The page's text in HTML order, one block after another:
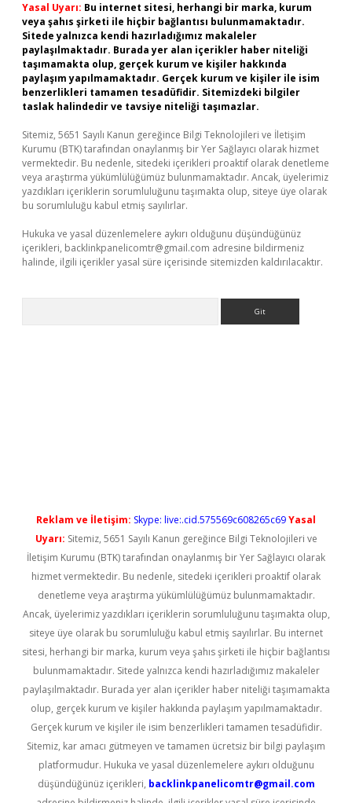
Yasal Uyarı: Bu internet sitesi, herhangi bir marka, kurum
veya şahıs şirketi ile hiçbir bağlantısı bulunmamaktadır.
Sitede yalnızca kendi hazırladığımız makaleler
paylaşılmaktadır. Burada yer alan içerikler haber niteliği
taşımamakta olup, gerçek kurum ve kişiler hakkında
paylaşım yapılmamaktadır. Gerçek kurum ve kişiler ile isim
benzerlikleri tamamen tesadüfidir. Sitemizdeki bilgiler
taslak halindedir ve tavsiye niteliği taşımazlar.
Sitemiz, 5651 Sayılı Kanun gereğince Bilgi Teknolojileri ve İletişim
Kurumu (BTK) tarafından onaylanmış bir Yer Sağlayıcı olarak hizmet
vermektedir. Bu nedenle, sitedeki içerikleri proaktif olarak denetleme
veya araştırma yükümlülüğümüz bulunmamaktadır. Ancak, üyelerimiz
yazdıkları içeriklerin sorumluluğunu taşımakta olup, siteye üye olarak
bu sorumluluğu kabul etmiş sayılırlar.
Hukuka ve yasal düzenlemelere aykırı olduğunu düşündüğünüz
içerikleri, backlinkpanelicomtr@gmail.com adresine bildirmeniz
halinde, ilgili içerikler yasal süre içerisinde sitemizden kaldırılacaktır.
Reklam ve İletişim: Skype: live:.cid.575569c608265c69Yasal
Uyarı: Sitemiz, 5651 Sayılı Kanun gereğince Bilgi Teknolojileri ve
İletişim Kurumu (BTK) tarafından onaylanmış bir Yer Sağlayıcı olarak
hizmet vermektedir. Bu nedenle, sitedeki içerikleri proaktif olarak
denetleme veya araştırma yükümlülüğümüz bulunmamaktadır.
Ancak, üyelerimiz yazdıkları içeriklerin sorumluluğunu taşımakta olup,
siteye üye olarak bu sorumluluğu kabul etmiş sayılırlar. Bu internet
sitesi, herhangi bir marka, kurum veya şahıs şirketi ile hiçbir bağlantısı
bulunmamaktadır. Sitede yalnızca kendi hazırladığımız makaleler
paylaşılmaktadır. Burada yer alan içerikler haber niteliği taşımamakta
olup, gerçek kurum ve kişiler hakkında paylaşım yapılmamaktadır.
Gerçek kurum ve kişiler ile isim benzerlikleri tamamen tesadüfidir.
Sitemiz, kar amacı gütmeyen ve tamamen ücretsiz bir bilgi paylaşım
platformudur. Hukuka ve yasal düzenlemelere aykırı olduğunu
düşündüğünüz içerikleri, backlinkpanelicomtr@gmail.com